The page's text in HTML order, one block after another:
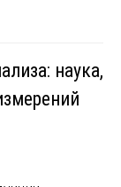
наука,